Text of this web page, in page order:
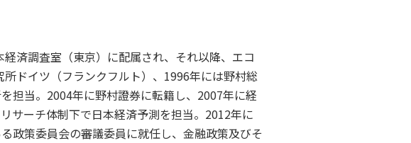
済調査室（東京）に配属され、それ以降、エコ
ドイツ（フランクフルト）、1996年には野村総
担当。2004年に野村證券に転籍し、2007年に経
サーチ体制下で日本経済予測を担当。2012年に
政策委員会の審議委員に就任し、金融政策及びそ